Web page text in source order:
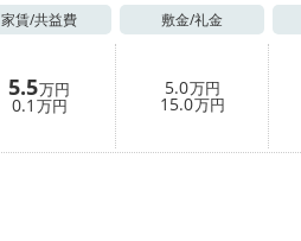
家賃/共益費 敷金/礼金
5.5万円
0.1 万円
5.0万円
15.0万円